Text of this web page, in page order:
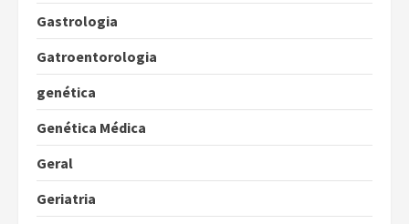
Gastrologia
Gatroentorologia
genética
Genética Médica
Geral
Geriatria